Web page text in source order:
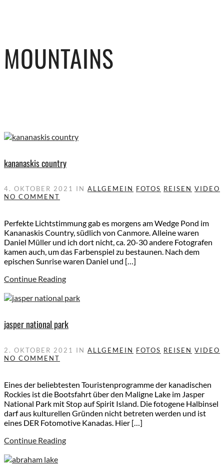
MOUNTAINS
kananaskis country
4. OKTOBER 2021 IN ALLGEMEIN FOTOS REISEN VIDEO
NO COMMENT
Perfekte Lichtstimmung gab es morgens am Wedge Pond im
Kananaskis Country, südlich von Canmore. Alleine waren
Daniel Müller und ich dort nicht, ca. 20-30 andere Fotografen
kamen auch, um das Farbenspiel zu bestaunen. Nach dem
epischen Sunrise waren Daniel und […]
Continue Reading
jasper national park
2. OKTOBER 2021 IN ALLGEMEIN FOTOS REISEN VIDEO
NO COMMENT
Eines der beliebtesten Touristenprogramme der kanadischen
Rockies ist die Bootsfahrt über den Maligne Lake im Jasper
National Park mit Stop auf Spirit Island. Die fotogene Halbinsel
darf aus kulturellen Gründen nicht betreten werden und ist
eines DER Fotomotive Kanadas. Hier […]
Continue Reading